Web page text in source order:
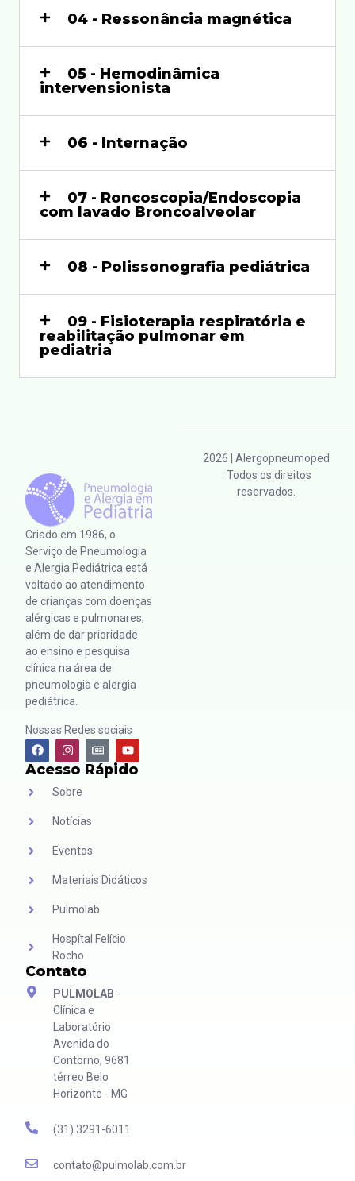
04 - Ressonância magnética
05 - Hemodinâmica
intervensionista
06 - Internação
07 - Roncoscopia/Endoscopia
com lavado Broncoalveolar
08 - Polissonografia pediátrica
09 - Fisioterapia respiratória e
reabilitação pulmonar em
pediatria
Criado em 1986, o
Serviço de Pneumologia
e Alergia Pediátrica está
voltado ao atendimento
de crianças com doenças
alérgicas e pulmonares,
além de dar prioridade
ao ensino e pesquisa
clínica na área de
pneumologia e alergia
pediátrica.
Nossas Redes sociais
Acesso Rápido
Sobre
Notícias
Eventos
Materiais Didáticos
Pulmolab
Hospítal Felício
Rocho
Contato
PULMOLAB -
Clínica e
Laboratório
Avenida do
Contorno, 9681
térreo Belo
Horizonte - MG
(31) 3291-6011
contato@pulmolab.com.br
2026 | Alergopneumoped
. Todos os direitos
reservados.